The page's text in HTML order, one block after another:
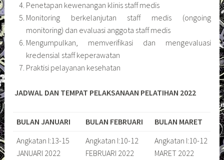
Penetapan kewenangan klinis staff medis
Monitoring berkelanjutan staff medis (ongoing
monitoring) dan evaluasi anggota staff medis
Mengumpulkan, memverifikasi dan mengevaluasi
kredensial staff keperawatan
Praktisi pelayanan kesehatan
JADWAL DAN TEMPAT PELAKSANAAN PELATIHAN 2022
BULAN JANUARI BULAN FEBRUARI
BULAN MARET
Angkatan I:13-15
JANUARI 2022
Angkatan I:10-12
FEBRUARI 2022
Angkatan I:10-12
MARET 2022